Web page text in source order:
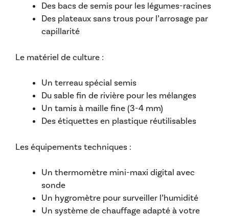
Des bacs de semis pour les légumes-racines
Des plateaux sans trous pour l’arrosage par
capillarité
Le matériel de culture :
Un terreau spécial semis
Du sable fin de rivière pour les mélanges
Un tamis à maille fine (3-4 mm)
Des étiquettes en plastique réutilisables
Les équipements techniques :
Un thermomètre mini-maxi digital avec
sonde
Un hygromètre pour surveiller l’humidité
Un système de chauffage adapté à votre